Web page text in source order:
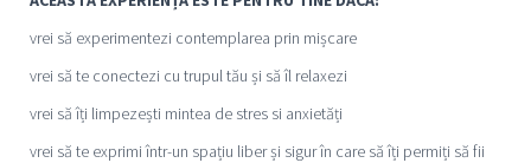
vrei să experimentezi contemplarea prin mișcare
vrei să te conectezi cu trupul tău și să îl relaxezi
vrei să îți limpezești mintea de stres si anxietăți
vrei să te exprimi într-un spațiu liber și sigur în care să îți permiți să fii